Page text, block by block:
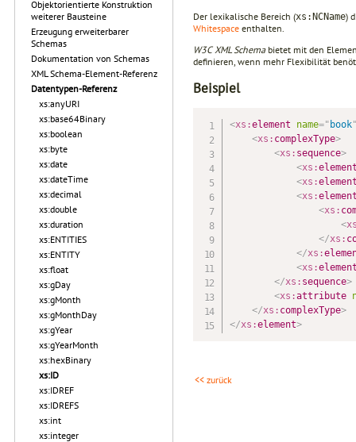
Objektorientierte Konstruktion
weiterer Bausteine
Erzeugung erweiterbarer
Schemas
Dokumentation von Schemas
XML Schema-Element-Referenz
Datentypen-Referenz
xs:anyURI
xs:base64Binary
xs:boolean
xs:byte
xs:date
xs:dateTime
xs:decimal
xs:double
xs:duration
xs:ENTITIES
xs:ENTITY
xs:float
xs:gDay
xs:gMonth
xs:gMonthDay
xs:gYear
xs:gYearMonth
xs:hexBinary
xs:ID
xs:IDREF
xs:IDREFS
xs:int
xs:integer
Der lexikalische Bereich (xs:NCName)
Whitespace enthalten.
W3C XML Schemabietet mit den
definieren, wenn mehr Flexibilität
Beispiel
<xs:element name=" book
<xs: complexType>
<xs: sequence>
<xs:
<xs:
<xs:
<xs:
<
</xs:
</xs:
<xs:
</xs: sequence>
<xs:attribute
</xs: complexType>
</xs:element>
<< zurück